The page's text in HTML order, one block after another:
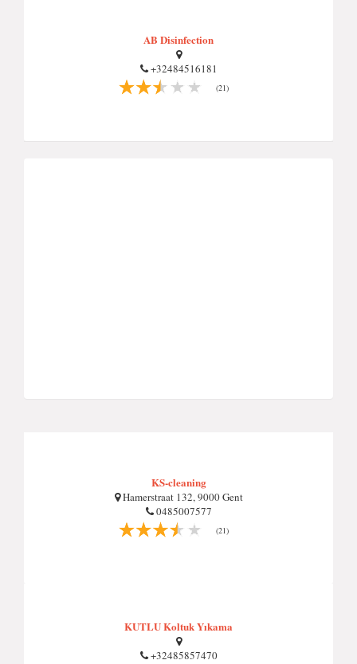
AB Disinfection
+32484516181
(21)
KS-cleaning
Hamerstraat 132, 9000 Gent
0485007577
(21)
KUTLU Koltuk Yıkama
+32485857470